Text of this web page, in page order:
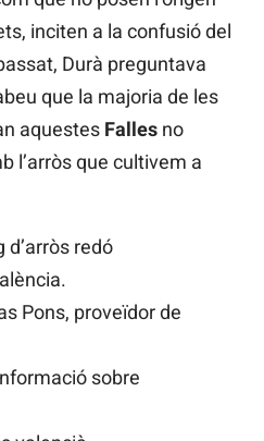
inciten a la confusió del
Durà preguntava
que la majoria de les
aquestes Falles no
l’arròs que cultivem a
d’arròs redó
Pons, proveïdor de
sobre